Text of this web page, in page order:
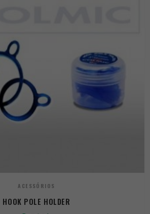
ACESSÓRIOS
HOOK POLE HOLDER